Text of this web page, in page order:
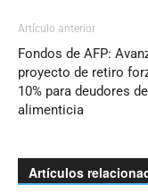
Artículo anterior
Fondos de AFP:
proyecto de retiro
10% para deudores
alimenticia
Artículos